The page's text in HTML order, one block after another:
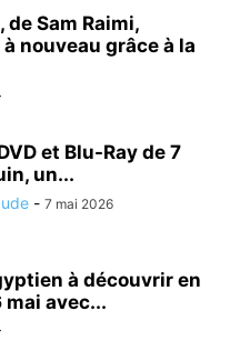
Sam Raimi,
nouveau grâce à la
et Blu-Ray de 7
un...
- 7 mai 2026
à découvrir en
mai avec...